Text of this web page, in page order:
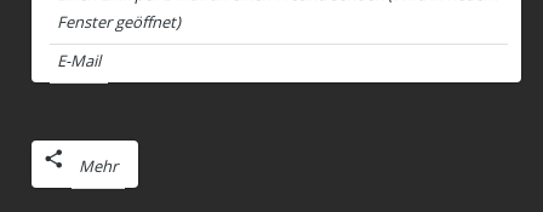
Fenster geöffnet)
E-Mail
Mehr